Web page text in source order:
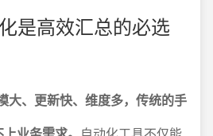
是高效汇总的必选
大、更新快、维度多，传统的手